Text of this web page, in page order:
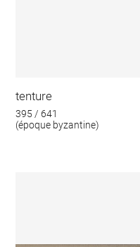
tenture
395 / 641
(époque byzantine)